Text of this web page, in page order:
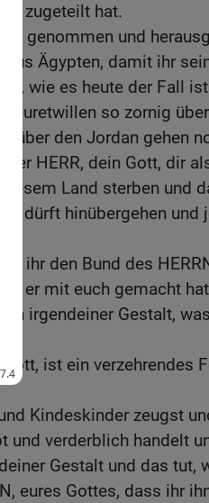
zugeteilt hat.
genommen und
Ägypten, damit ihr
wie es heute der Fall
euretwillen so zornig
über den Jordan gehen
HERR, dein Gott, dir
Land sterben und
dürft hinübergehen und
ihr den Bund des
er mit euch gemacht
irgendeiner Gestalt,
ist ein verzehrendes
Kindeskinder zeugst
und verderblich handelt
Gestalt und das tut,
eures Gottes, dass ihr